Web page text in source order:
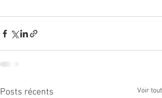
Posts récents Voir tout